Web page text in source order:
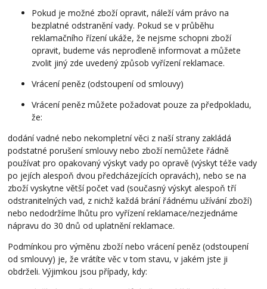
Pokud je možné zboží opravit, náleží vám právo na
bezplatné odstranění vady. Pokud se v průběhu
reklamačního řízení ukáže, že nejsme schopni zboží
opravit, budeme vás neprodleně informovat a můžete
zvolit jiný zde uvedený způsob vyřízení reklamace.
Vrácení peněz (odstoupení od smlouvy)
Vrácení peněz můžete požadovat pouze za předpokladu,
že:
dodání vadné nebo nekompletní věci z naší strany zakládá
podstatné porušení smlouvy nebo zboží nemůžete řádně
používat pro opakovaný výskyt vady po opravě (výskyt téže vady
po jejích alespoň dvou předcházejících opravách), nebo se na
zboží vyskytne větší počet vad (současný výskyt alespoň tří
odstranitelných vad, z nichž každá brání řádnému užívání zboží)
nebo nedodržíme lhůtu pro vyřízení reklamace/nezjednáme
nápravu do 30 dnů od uplatnění reklamace.
Podmínkou pro výměnu zboží nebo vrácení peněz (odstoupení
od smlouvy) je, že vrátíte věc v tom stavu, v jakém jste ji
obdrželi. Výjimkou jsou případy, kdy: